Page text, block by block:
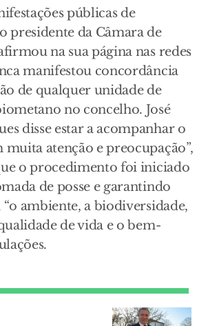
públicas de
presidente da Câmara de
na sua página nas redes
manifestou concordância
de qualquer unidade de
no concelho. José
disse estar a acompanhar o
muita atenção e preocupação”,
o procedimento foi iniciado
de posse e garantindo
ambiente, a biodiversidade,
de vida e o bem-